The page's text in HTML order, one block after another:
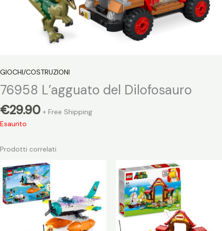
GIOCHI/COSTRUZIONI
76958 L’agguato del Dilofosauro
€29.90 + Free Shipping
Esaurito
Prodotti correlati